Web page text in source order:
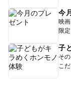
今
映
限
子
そ
こ